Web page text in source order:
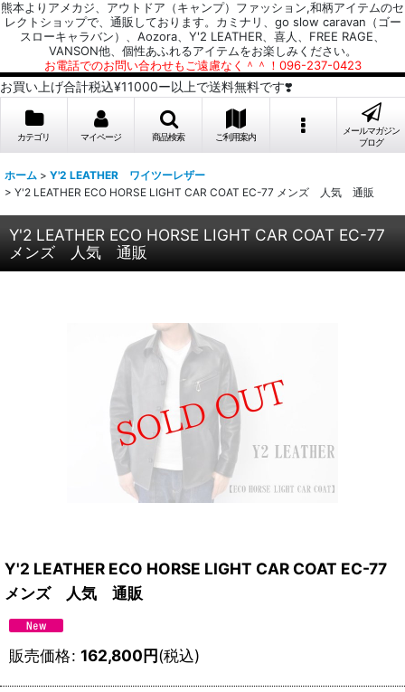
熊本よりアメカジ、アウトドア（キャンプ）ファッション,和柄アイテムのセ
レクトショップで、通販しております。カミナリ、go slow caravan（ゴー
スローキャラバン）、Aozora、Y'2 LEATHER、喜人、FREE RAGE、
VANSON他、個性あふれるアイテムをお楽しみください。
お電話でのお問い合わせもご遠慮なく＾＾！096-237-0423
お買い上げ合計税込¥11000ー以上で送料無料です❣️
カテゴリ マイページ 商品検索 ご利用案内
メールマガジン
ブログ
ホーム > Y'2 LEATHER ワイツーレザー
> Y'2 LEATHER ECO HORSE LIGHT CAR COAT EC-77 メンズ 人気 通販
Y'2 LEATHER ECO HORSE LIGHT CAR COAT EC-77
メンズ 人気 通販
Y'2 LEATHER ECO HORSE LIGHT CAR COAT EC-77
メンズ 人気 通販
販売価格: 162,800円(税込)